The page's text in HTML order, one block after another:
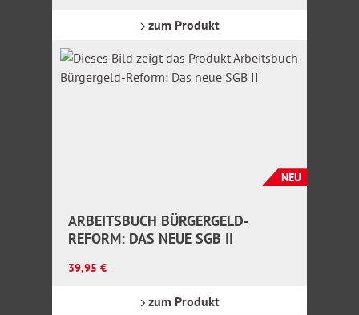
zum Produkt
NEU
ARBEITSBUCH BÜRGERGELD-
REFORM: DAS NEUE SGB II
Regulärer Preis:
39,95 €
zum Produkt